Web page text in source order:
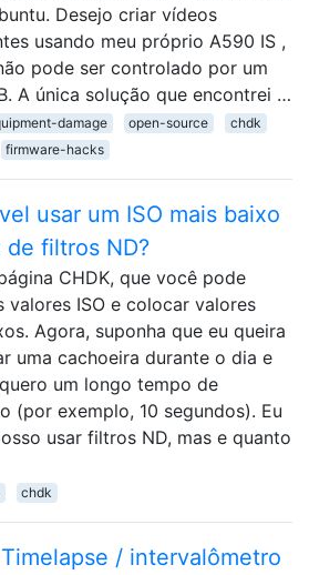
Desejo criar vídeos
usando meu próprio A590 IS ,
pode ser controlado por um
A única solução que encontrei …
damage open-source
chdk
firmware-hacks
usar um ISO mais baixo
de filtros ND?
CHDK, que você pode
valores ISO e colocar valores
Agora, suponha que eu queira
uma cachoeira durante o dia e
um longo tempo de
(por exemplo, 10 segundos). Eu
usar filtros ND, mas e quanto
chdk
/ intervalômetro